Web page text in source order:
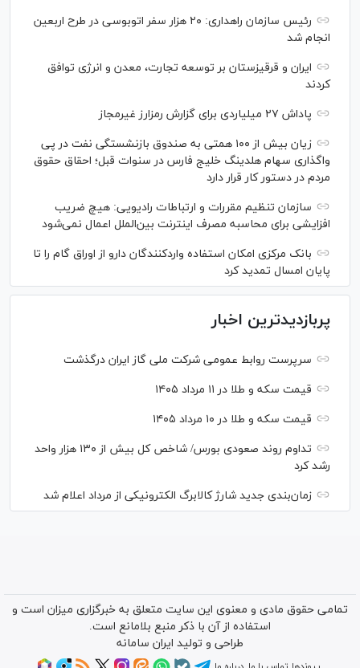
رئیس سازمان راهداری: ۲۰ هزار سفر اتوبوسی در طرح اربعین
انجام شد
ایران و قرقیزستان بر توسعه تجارت، معدن و انرژی توافق
کردند
پاداش ۲۷ میلیاردی برای گزارش رمزارز غیرمجاز
زیان بیش از ۱۰۰ همتی به صندوق بازنشستگی نفت در پی
واگذاری سهام هلدینگ خلیج فارس در سنوات قبل؛ احقاق حقوق
مردم در دستور کار قرار دارد
سازمان تنظیم مقررات و ارتباطات رادیویی: هیچ ضریب
افزایشی برای محاسبه مصرف اینترنت بین‌الملل اعمال نمی‌شود
بانک مرکزی امکان استفاده واردکنندگان دارو از اوراق گام را تا
پایان امسال تمدید کرد
پربازدیدترین اخبار
سرپرست روابط عمومی شرکت ملی گاز ایران درگذشت
قیمت سکه و طلا در ۱۱ مرداد ۱۴۰۵
قیمت سکه و طلا در ۱۰ مرداد ۱۴۰۵
تداوم روند صعودی بورس/ شاخص کل بیش از ۱۳۰ هزار واحد
رشد کرد
زمان‌بندی جدید شارژ کالابرگ الکترونیکی از مرداد اعلام شد
تمامی حقوق مادی و معنوی این سایت متعلق به خبرگزاری میزان است و
استفاده از آن با ذکر منبع بلامانع است.
طراحی و تولید ایران سامانه